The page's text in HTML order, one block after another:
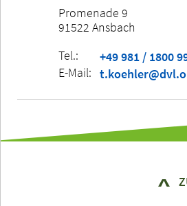
Promenade 9
91522 Ansbach
Tel.:
+49 981 / 1800
E-Mail: